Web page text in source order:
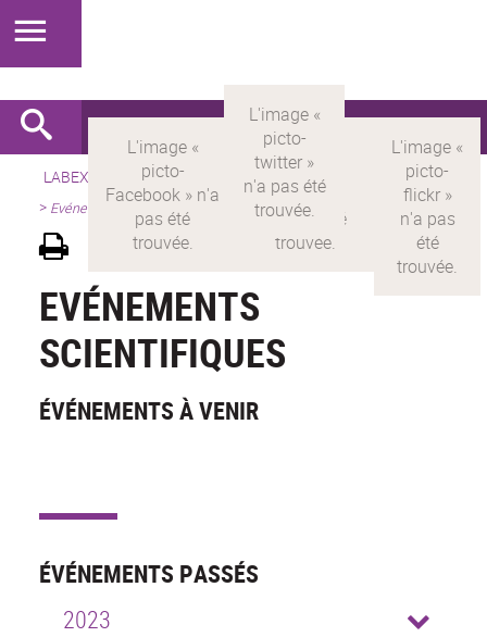
LABEX > LABEX MILYON Version française
Présentation
> Evénements scientifiques
EVÉNEMENTS
SCIENTIFIQUES
ÉVÉNEMENTS À VENIR
ÉVÉNEMENTS PASSÉS
2023